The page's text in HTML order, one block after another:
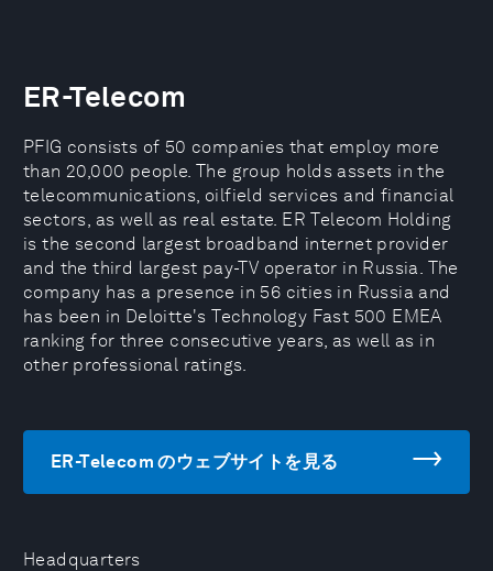
Headquarters
ER-Telecom
PFIG consists of 50 companies that employ more
than 20,000 people. The group holds assets in the
telecommunications, oilfield services and financial
sectors, as well as real estate. ER Telecom Holding
is the second largest broadband internet provider
and the third largest pay-TV operator in Russia. The
company has a presence in 56 cities in Russia and
has been in Deloitte's Technology Fast 500 EMEA
ranking for three consecutive years, as well as in
other professional ratings.
ER-Telecom のウェブサイトを見る